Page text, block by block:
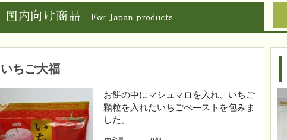
いちご大福
お餅の中にマシュマロを入れ、いちご
顆粒を入れたいちごぺ―ストを包みま
した。